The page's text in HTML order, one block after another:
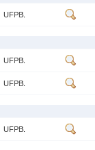
UFPB.
UFPB.
UFPB.
UFPB.